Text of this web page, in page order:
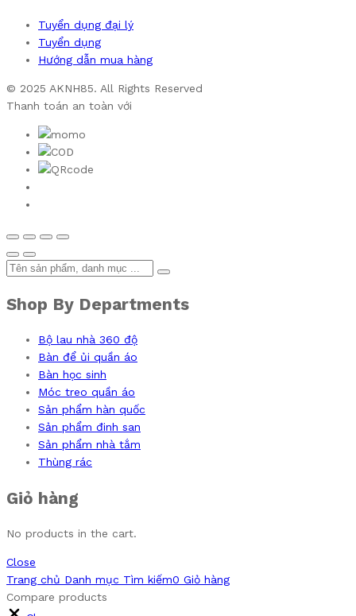
Tuyển dụng đại lý
Tuyển dụng
Hướng dẫn mua hàng
© 2025 AKNH85. All Rights Reserved
Thanh toán an toàn với
Shop By Departments
Bộ lau nhà 360 độ
Bàn để ủi quần áo
Bàn học sinh
Móc treo quần áo
Sản phẩm hàn quốc
Sản phẩm đinh san
Sản phẩm nhà tắm
Thùng rác
Giỏ hàng
No products in the cart.
Close
Trang chủ Danh mục Tìm kiếm0 Giỏ hàng
Compare products